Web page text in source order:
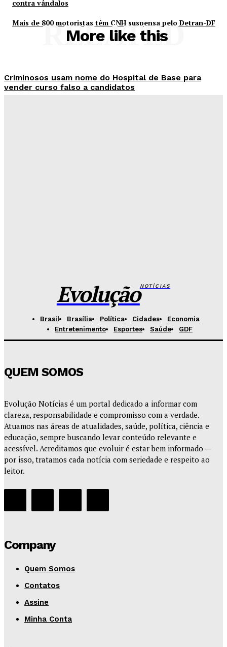
contra vândalos
Mais de 800 motoristas têm CNH suspensa pelo Detran-DF
More like this
RELATED
Criminosos usam nome do Hospital de Base para
vender curso falso a candidatos
EvoluçãoNOTÍCIAS
Brasil Brasília Política Cidades
Economia
Entretenimento
Esportes Saúde GDF
QUEM SOMOS
Evolução Notícias é um portal dedicado a informar com
clareza, responsabilidade e compromisso com a verdade.
Atuamos nas áreas de atualidades, saúde, política, ciência e
educação, sempre buscando levar conteúdo relevante e
acessível. Acreditamos que evoluir é estar bem informado —
por isso, tratamos cada notícia com seriedade e respeito ao
leitor.
Company
Quem Somos
Contatos
Assine
Minha Conta